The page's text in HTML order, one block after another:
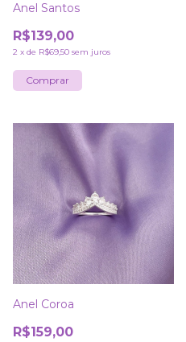
Anel Santos
R$139,00
2 x de R$69,50 sem juros
Comprar
Anel Coroa
R$159,00